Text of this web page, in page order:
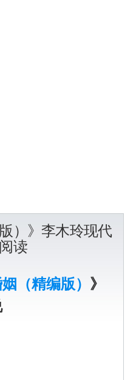
）》李木玲现代
读
（精编版） 》